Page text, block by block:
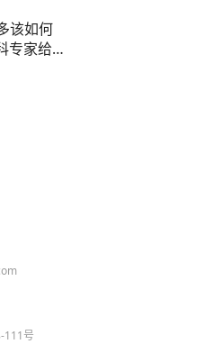
该如何
专家给
111号